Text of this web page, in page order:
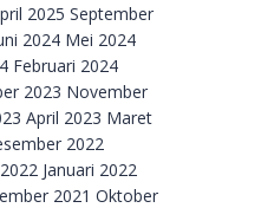
2025 September
2024 Mei 2024
Februari 2024
2023 November
April 2023 Maret
2022
Januari 2022
2021 Oktober